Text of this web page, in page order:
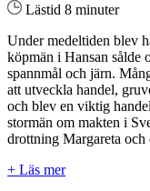
Lästid 8 minuter
Under medeltiden blev
köpmän i Hansan sålde
spannmål och järn.
att utveckla handel,
och blev en viktig
stormän om makten i
drottning Margareta och
+ Läs mer